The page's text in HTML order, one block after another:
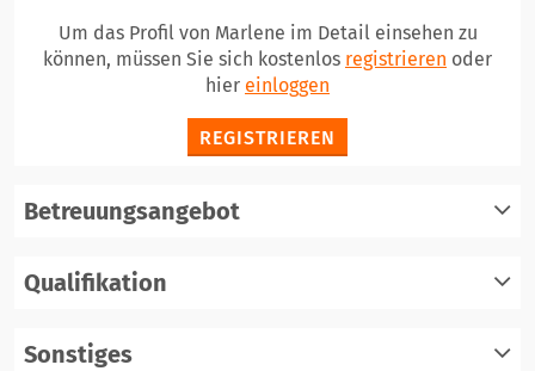
Um das Profil von Marlene im Detail einsehen zu
können, müssen Sie sich kostenlos registrieren oder
hier einloggen
REGISTRIEREN
Betreuungsangebot
Qualifikation
Sonstiges